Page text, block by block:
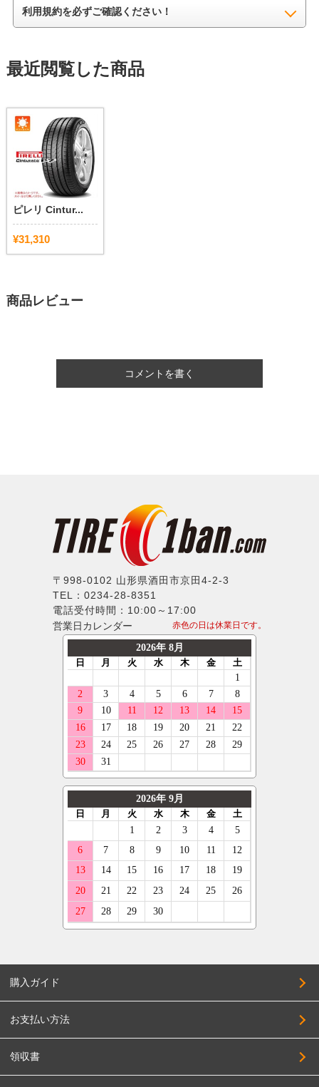
利用規約を必ずご確認ください！
最近閲覧した商品
ピレリ Cintur...
¥31,310
商品レビュー
コメントを書く
〒998-0102 山形県酒田市京田4-2-3
TEL：0234-28-8351
電話受付時間：10:00～17:00
営業日カレンダー
赤色の日は休業日です。
購入ガイド
お支払い方法
領収書